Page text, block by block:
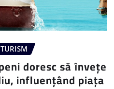
TURISM
doresc să învețe
influențând piața